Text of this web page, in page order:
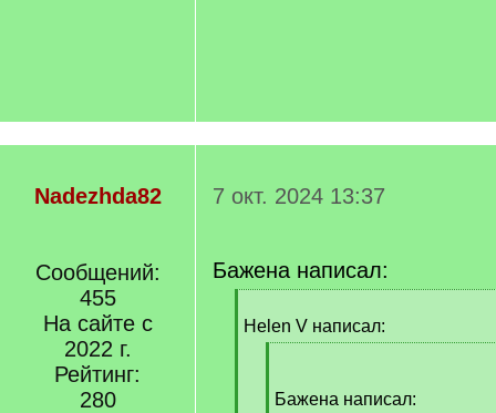
Nadezhda82
Сообщений:
455
На сайте с
2022 г.
Рейтинг:
280
7 окт. 2024 13:37
Бажена написал:
q
Helen V написал:
]Бажена написал: